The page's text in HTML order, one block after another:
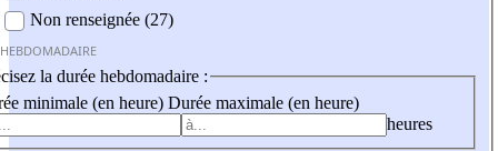
Non renseignée (27)
la durée hebdomadaire :
minimale (en heure) Durée maximale (en heure)
heures